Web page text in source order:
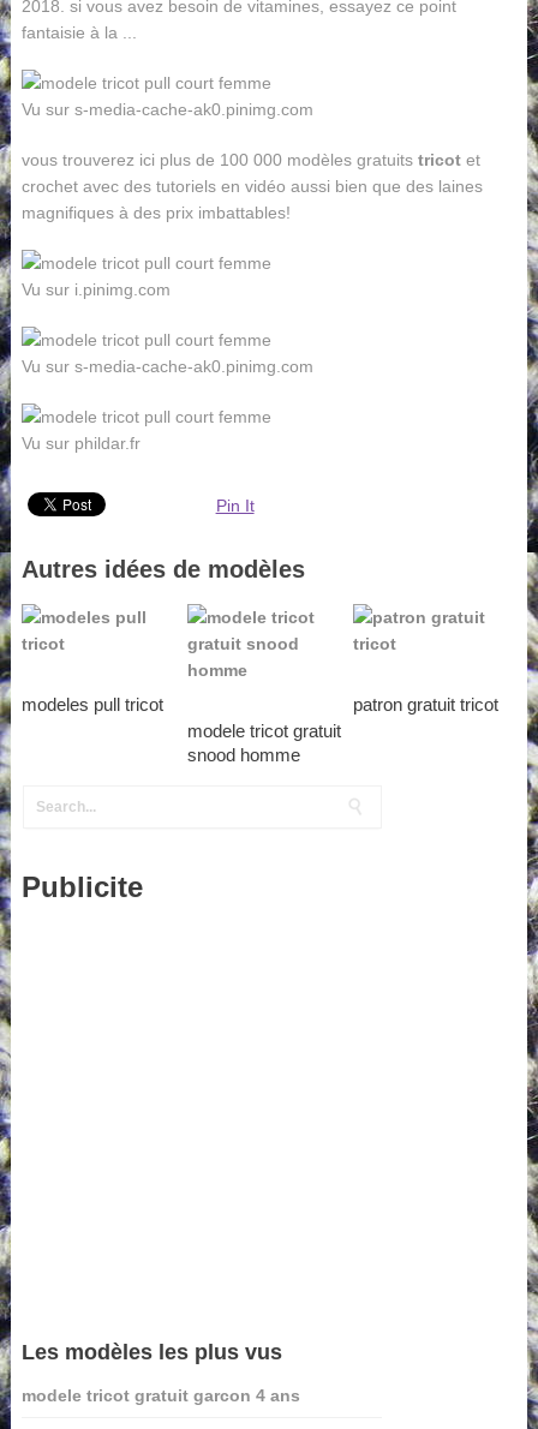
2018. si vous avez besoin de vitamines, essayez ce point
fantaisie à la ...
Vu sur s-media-cache-ak0.pinimg.com
vous trouverez ici plus de 100 000 modèles gratuits tricotet
crochet avec des tutoriels en vidéo aussi bien que des laines
magnifiques à des prix imbattables!
Vu sur i.pinimg.com
Vu sur s-media-cache-ak0.pinimg.com
Vu sur phildar.fr
Pin It
Autres idées de modèles
modeles pull tricot
modele tricot gratuit
snood homme
patron gratuit tricot
Publicite
Les modèles les plus vus
modele tricot gratuit garcon 4 ans